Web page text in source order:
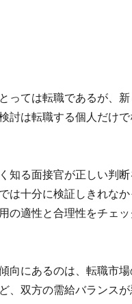
っては転職であるが、
討は転職する個人だけ
知る面接官が正しい判
は十分に検証しきれな
の適性と合理性をチェ
向にあるのは、転職市
、双方の需給バランス